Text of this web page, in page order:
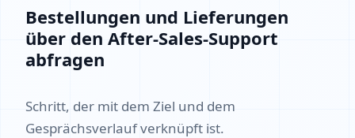
Bestellungen und Lieferungen
über den After-Sales-Support
abfragen
Schritt, der mit dem Ziel und dem
Gesprächsverlauf verknüpft ist.